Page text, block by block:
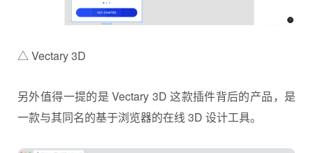
△ Vectary 3D
另外值得一提的是 Vectary 3D 这款插件背后的产品，是
一款与其同名的基于浏览器的在线 3D 设计工具。